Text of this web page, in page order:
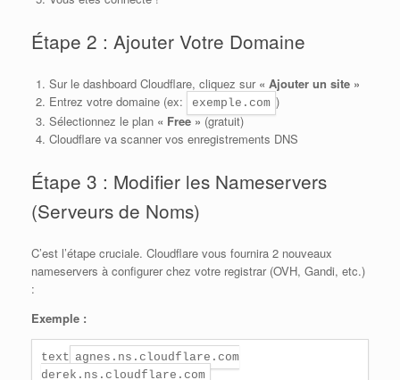
Étape 2 : Ajouter Votre Domaine
Sur le dashboard Cloudflare, cliquez sur « Ajouter un site »
Entrez votre domaine (ex:
exemple.com )
Sélectionnez le plan « Free »(gratuit)
Cloudflare va scanner vos enregistrements DNS
Étape 3 : Modifier les Nameservers
(Serveurs de Noms)
C’est l’étape cruciale. Cloudflare vous fournira 2 nouveaux
nameservers à configurer chez votre registrar (OVH, Gandi, etc.)
:
Exemple :
text agnes.ns.cloudflare.com